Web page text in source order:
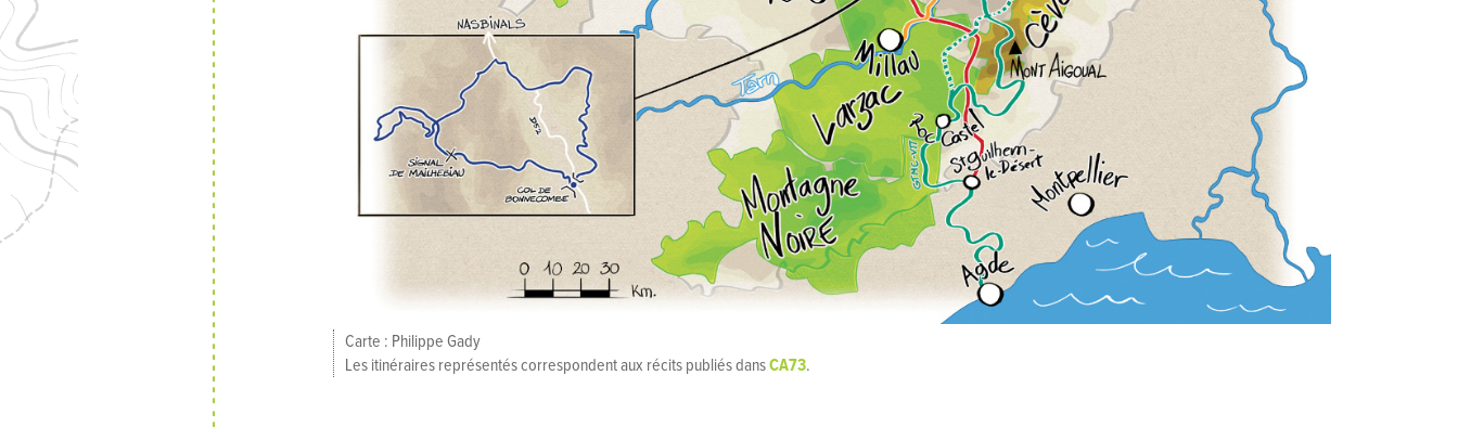
Carte : Philippe Gady
Les itinéraires représentés correspondent aux récits publiés dansCA73.